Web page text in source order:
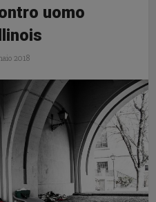
uomo
2018